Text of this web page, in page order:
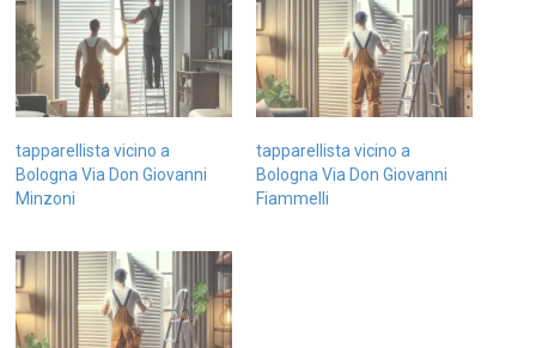
tapparellista vicino a
Bologna Via Don Giovanni
Minzoni
tapparellista vicino a
Bologna Via Don Giovanni
Fiammelli